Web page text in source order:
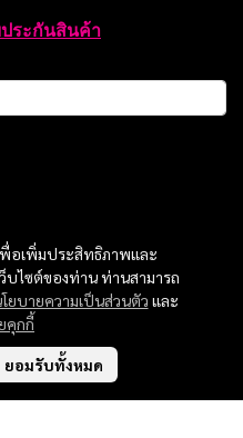
พื่อเพิ่มประสิทธิภาพและ
บไซต์ของท่าน ท่านสามารถ
ยบายความเป็นส่วนตัว และ
คุกกี้
ยอมรับทั้งหมด
ระกันสินค้า